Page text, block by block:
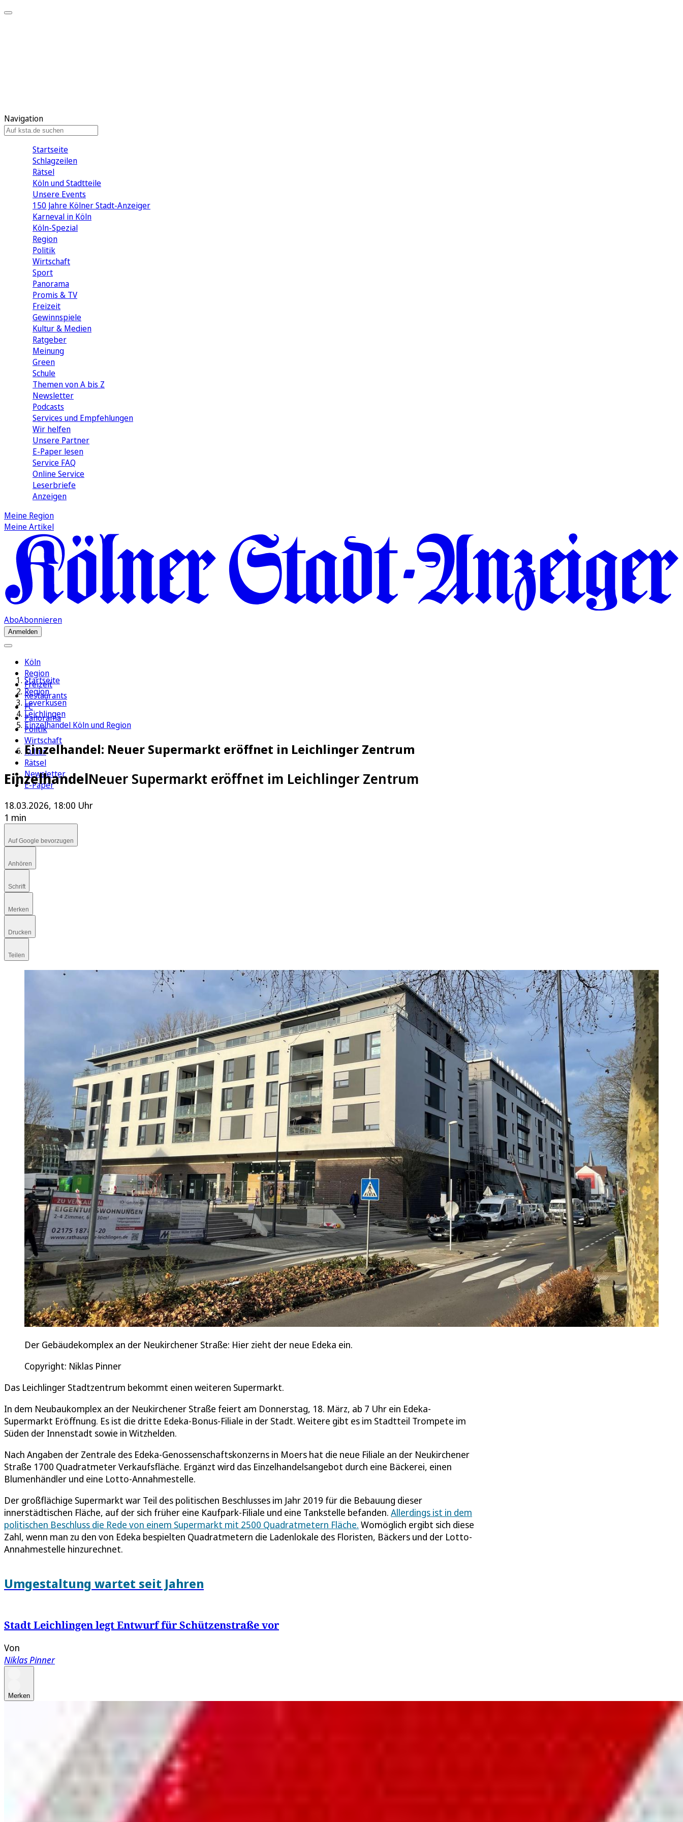
Navigation
Startseite
Schlagzeilen
Rätsel
Köln und Stadtteile
Unsere Events
150 Jahre Kölner Stadt-Anzeiger
Karneval in Köln
Köln-Spezial
Region
Politik
Wirtschaft
Sport
Panorama
Promis & TV
Freizeit
Gewinnspiele
Kultur & Medien
Ratgeber
Meinung
Green
Schule
Themen von A bis Z
Newsletter
Podcasts
Services und Empfehlungen
Wir helfen
Unsere Partner
E-Paper lesen
Service FAQ
Online Service
Leserbriefe
Anzeigen
Meine Region
Meine Artikel
AboAbonnieren
Anmelden
Köln
Region
Freizeit
Restaurants
FC
Panorama
Politik
Wirtschaft
Kultur
Rätsel
Newsletter
E-Paper
Startseite
Region
Leverkusen
Leichlingen
Einzelhandel Köln und Region
Einzelhandel: Neuer Supermarkt eröffnet in Leichlinger Zentrum
EinzelhandelNeuer Supermarkt eröffnet im Leichlinger Zentrum
18.03.2026, 18:00 Uhr
1 min
Auf Google bevorzugen
Anhören
Schrift
Merken
Drucken
Teilen
Der Gebäudekomplex an der Neukirchener Straße: Hier zieht der neue Edeka ein.
Copyright: Niklas Pinner
Das Leichlinger Stadtzentrum bekommt einen weiteren Supermarkt.
In dem Neubaukomplex an der Neukirchener Straße feiert am Donnerstag, 18. März, ab 7 Uhr ein Edeka-
Supermarkt Eröffnung. Es ist die dritte Edeka-Bonus-Filiale in der Stadt. Weitere gibt es im Stadtteil Trompete im
Süden der Innenstadt sowie in Witzhelden.
Nach Angaben der Zentrale des Edeka-Genossenschaftskonzerns in Moers hat die neue Filiale an der Neukirchener
Straße 1700 Quadratmeter Verkaufsfläche. Ergänzt wird das Einzelhandelsangebot durch eine Bäckerei, einen
Blumenhändler und eine Lotto-Annahmestelle.
Der großflächige Supermarkt war Teil des politischen Beschlusses im Jahr 2019 für die Bebauung dieser
innerstädtischen Fläche, auf der sich früher eine Kaufpark-Filiale und eine Tankstelle befanden. Allerdings ist in dem
politischen Beschluss die Rede von einem Supermarkt mit 2500 Quadratmetern Fläche. Womöglich ergibt sich diese
Zahl, wenn man zu den von Edeka bespielten Quadratmetern die Ladenlokale des Floristen, Bäckers und der Lotto-
Annahmestelle hinzurechnet.
Umgestaltung wartet seit Jahren
Stadt Leichlingen legt Entwurf für Schützenstraße vor
Von
Niklas Pinner
Merken